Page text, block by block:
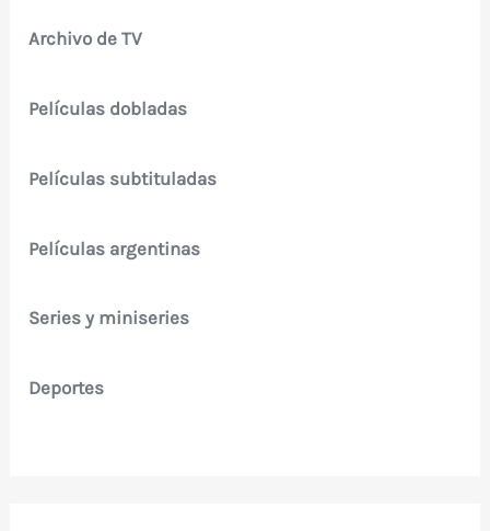
Archivo de TV
Películas dobladas
Películas subtituladas
Películas argentinas
Series y miniseries
Deportes